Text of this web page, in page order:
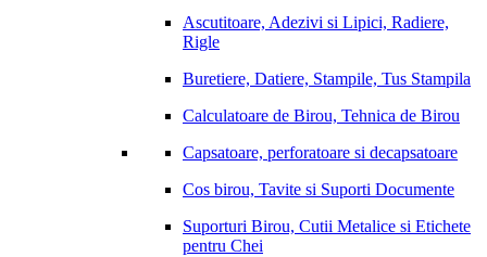
Ascutitoare, Adezivi si Lipici, Radiere,
Rigle
Buretiere, Datiere, Stampile, Tus Stampila
Calculatoare de Birou, Tehnica de Birou
Capsatoare, perforatoare si decapsatoare
Cos birou, Tavite si Suporti Documente
Suporturi Birou, Cutii Metalice si Etichete
pentru Chei